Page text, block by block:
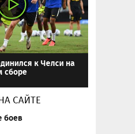
к Челси на
сборе
САЙТЕ
боев